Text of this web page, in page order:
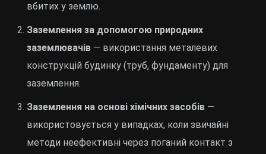
вбитих у землю.
Заземлення за допомогою природних
заземлювачів — використання металевих
конструкцій будинку (труб, фундаменту) для
заземлення.
Заземлення на основі хімічних засобів —
використовується у випадках, коли звичайні
методи неефективні через поганий контакт з